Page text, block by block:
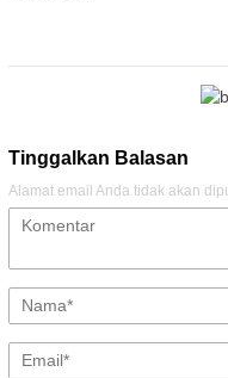
Tinggalkan Balasan
Alamat email Anda tidak akan